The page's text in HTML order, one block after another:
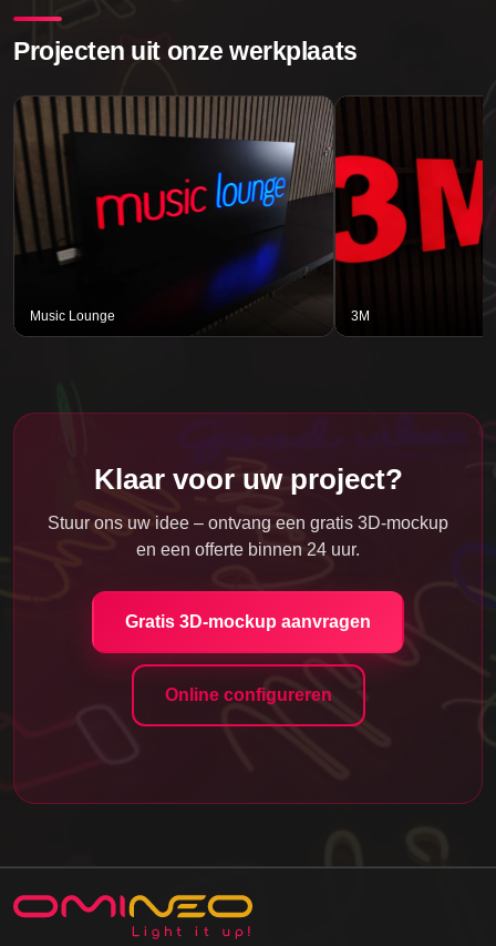
Projecten uit onze werkplaats
Music Lounge 3M
Klaar voor uw project?
Stuur ons uw idee – ontvang een gratis 3D-mockup
en een offerte binnen 24 uur.
Gratis 3D-mockup aanvragen
Online configureren